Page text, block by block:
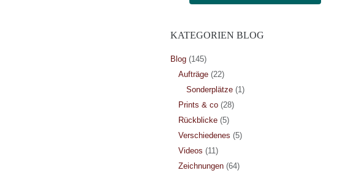
KATEGORIEN BLOG
Blog(145)
Aufträge(22)
Sonderplätze(1)
Prints & co(28)
Rückblicke(5)
Verschiedenes (5)
Videos (11)
Zeichnungen(64)